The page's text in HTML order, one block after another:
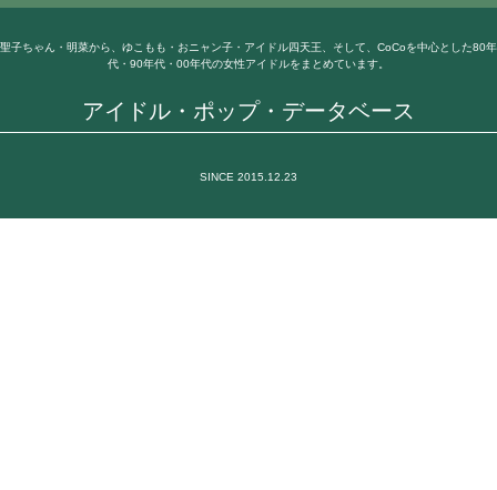
アイドル・ポップ・データベース
聖子ちゃん・明菜から、ゆこもも・おニャン子・アイドル四天王、そして、CoCoを中心とした80年
代・90年代・00年代の女性アイドルをまとめています。
SINCE 2015.12.23